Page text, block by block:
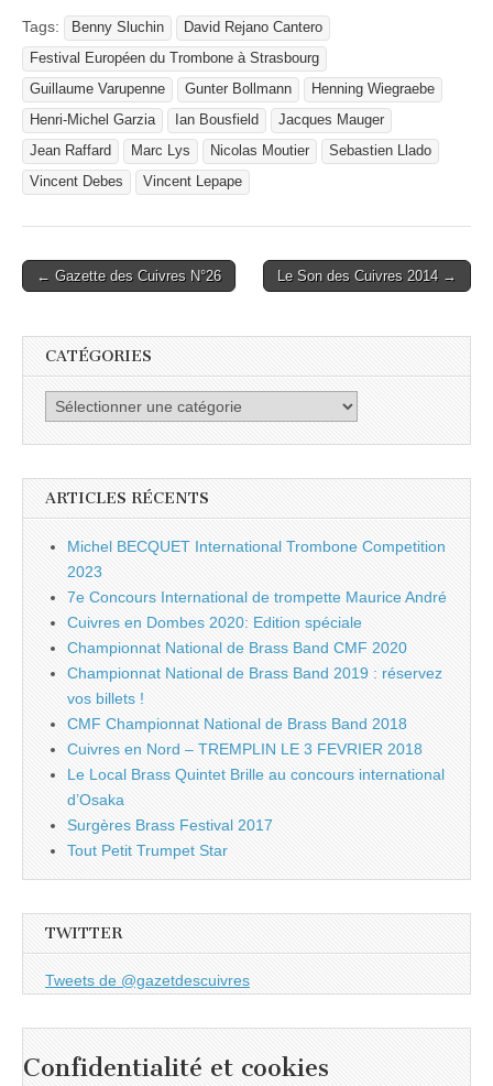
Tags: Benny Sluchin
David Rejano Cantero
Festival Européen du Trombone à Strasbourg
Guillaume Varupenne
Gunter Bollmann
Henning Wiegraebe
Henri-Michel Garzia
Ian Bousfield
Jacques Mauger
Jean Raffard
Marc Lys Nicolas Moutier
Sebastien Llado
Vincent Debes
Vincent Lepape
Post
← Gazette des Cuivres N°26 Le Son des Cuivres 2014 →
CATÉGORIES
Catégories
ARTICLES RÉCENTS
Michel BECQUET International Trombone Competition
2023
7e Concours International de trompette Maurice André
Cuivres en Dombes 2020: Edition spéciale
Championnat National de Brass Band CMF 2020
Championnat National de Brass Band 2019 : réservez
vos billets !
CMF Championnat National de Brass Band 2018
Cuivres en Nord – TREMPLIN LE 3 FEVRIER 2018
Le Local Brass Quintet Brille au concours international
d’Osaka
Surgères Brass Festival 2017
Tout Petit Trumpet Star
TWITTER
Tweets de @gazetdescuivres
Confidentialité et cookies